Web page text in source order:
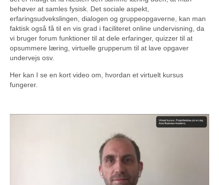
behøver at samles fysisk. Det sociale aspekt,
erfaringsudvekslingen, dialogen og gruppeopgaverne, kan man
faktisk også få til en vis grad i faciliteret online undervisning, da
vi bruger forum funktioner til at dele erfaringer, quizzer til at
opsummere læring, virtuelle grupperum til at lave opgaver
undervejs osv.
Her kan I se en kort video om, hvordan et virtuelt kursus
fungerer.